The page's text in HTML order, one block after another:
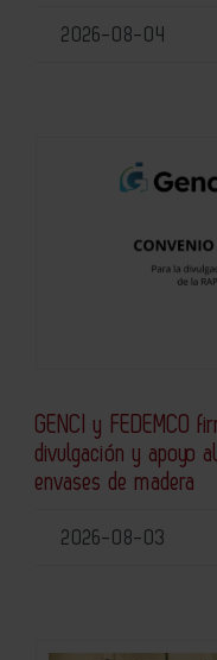
2026-08-04
GENCI y FEDEMCO
divulgación y apoyo
envases de madera
2026-08-03